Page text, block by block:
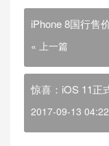
iPhone 8国行售
« 上一篇
惊喜：iOS 11正
2017-09-13